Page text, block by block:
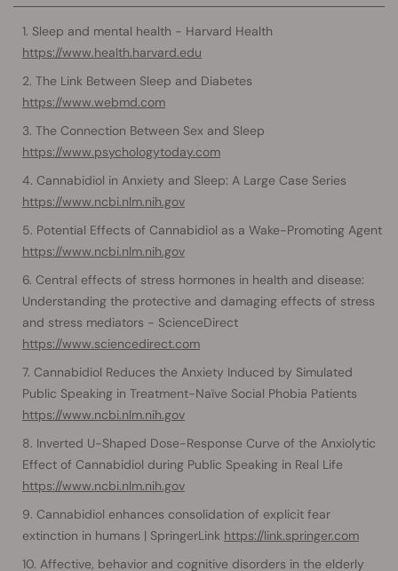
Sleep and mental health - Harvard Health
https://www.health.harvard.edu
The Link Between Sleep and Diabetes
https://www.webmd.com
The Connection Between Sex and Sleep
https://www.psychologytoday.com
Cannabidiol in Anxiety and Sleep: A Large Case Series
https://www.ncbi.nlm.nih.gov
Potential Effects of Cannabidiol as a Wake-Promoting Agent
https://www.ncbi.nlm.nih.gov
Central effects of stress hormones in health and disease:
Understanding the protective and damaging effects of stress
and stress mediators - ScienceDirect
https://www.sciencedirect.com
Cannabidiol Reduces the Anxiety Induced by Simulated
Public Speaking in Treatment-Naïve Social Phobia Patients
https://www.ncbi.nlm.nih.gov
Inverted U-Shaped Dose-Response Curve of the Anxiolytic
Effect of Cannabidiol during Public Speaking in Real Life
https://www.ncbi.nlm.nih.gov
Cannabidiol enhances consolidation of explicit fear
extinction in humans | SpringerLink https://link.springer.com
Affective, behavior and cognitive disorders in the elderly